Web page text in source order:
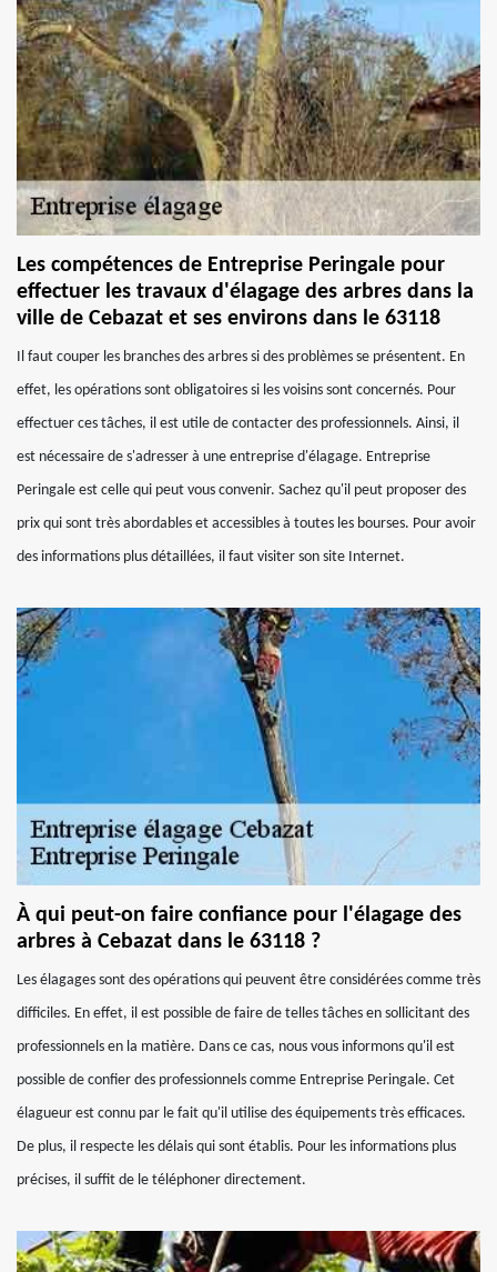
Les compétences de Entreprise Peringale pour
effectuer les travaux d'élagage des arbres dans la
ville de Cebazat et ses environs dans le 63118
Il faut couper les branches des arbres si des problèmes se présentent. En
effet, les opérations sont obligatoires si les voisins sont concernés. Pour
effectuer ces tâches, il est utile de contacter des professionnels. Ainsi, il
est nécessaire de s'adresser à une entreprise d'élagage. Entreprise
Peringale est celle qui peut vous convenir. Sachez qu'il peut proposer des
prix qui sont très abordables et accessibles à toutes les bourses. Pour avoir
des informations plus détaillées, il faut visiter son site Internet.
À qui peut-on faire confiance pour l'élagage des
arbres à Cebazat dans le 63118 ?
Les élagages sont des opérations qui peuvent être considérées comme très
difficiles. En effet, il est possible de faire de telles tâches en sollicitant des
professionnels en la matière. Dans ce cas, nous vous informons qu'il est
possible de confier des professionnels comme Entreprise Peringale. Cet
élagueur est connu par le fait qu'il utilise des équipements très efficaces.
De plus, il respecte les délais qui sont établis. Pour les informations plus
précises, il suffit de le téléphoner directement.